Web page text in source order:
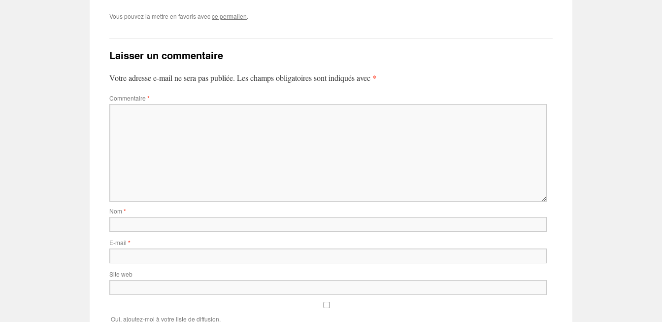
Vous pouvez la mettre en favoris avecce permalien.
Laisser un commentaire
Votre adresse e-mail ne sera pas publiée. Les champs obligatoires sont indiqués avec *
Commentaire *
Nom *
E-mail *
Site web
Oui, ajoutez-moi à votre liste de diffusion.